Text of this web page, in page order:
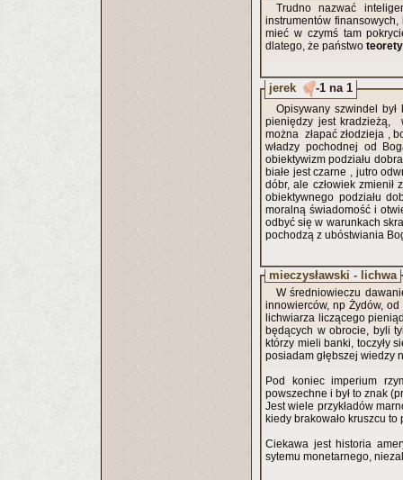
Trudno nazwać
instrumentów
mieć w czymś tam
dlatego, że państwo
jerek -1 na 1
Opisywany szwindel był
pieniędzy jest kradzieżą,
można złapać złodzieja ,
władzy pochodnej od
obiektywizm podziału
białe jest czarne , jutro
dóbr, ale człowiek
obiektywnego podziału
moralną świadomość i
odbyć się w warunkach
pochodzą z ubóstwiania
mieczysławski - lichwa
W średniowieczu
innowierców, np Żydów,
lichwiarza liczącego
będących w obrocie, byli
którzy mieli banki, toczyły
posiadam głębszej wiedzy
Pod koniec imperium
powszechne i był to znak
Jest wiele przykładów
kiedy brakowało kruszcu
Ciekawa jest historia
sytemu monetarnego,